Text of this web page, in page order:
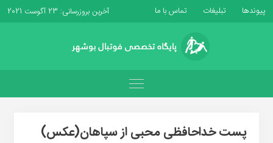
پیوندها تبلیغات تماس با ما آخرین بروزرسانی: 23 آگوست 2021
پست خداحافظی محبی از سپاهان(عکس)